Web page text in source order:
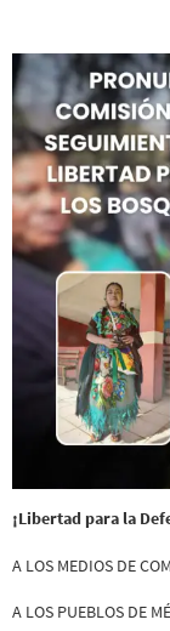
¡Libertad para la
A LOS MEDIOS DE
A LOS PUEBLOS DE